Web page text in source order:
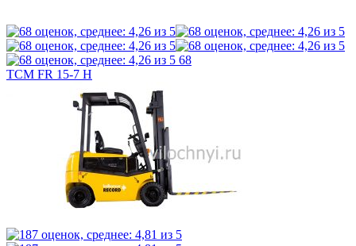
68
TCM FR 15-7 H